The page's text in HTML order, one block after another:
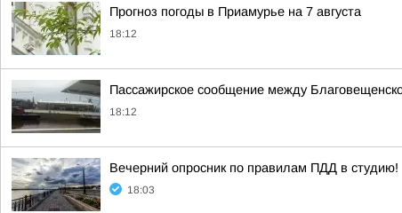
Прогноз погоды в Приамурье на 7 августа
18:12
Пассажирское сообщение между
18:12
Вечерний опросник по правилам ПДД в студию!
18:03